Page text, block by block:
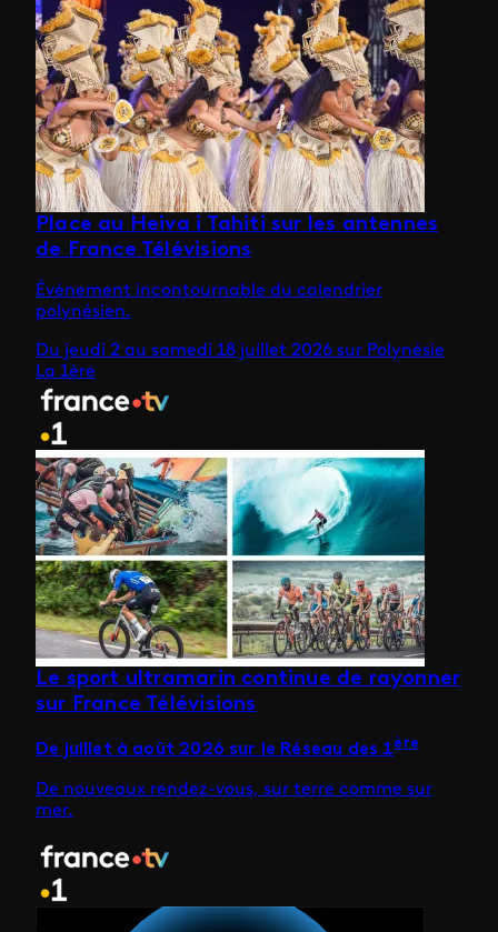
Place au Heiva i Tahiti sur les antennes
de France Télévisions
Événement incontournable du calendrier
polynésien.
Du jeudi 2 au samedi 18 juillet 2026 sur Polynésie
La 1ère
Le sport ultramarin continue de rayonner
sur France Télévisions
De juillet à août 2026 sur le Réseau des 1ère
De nouveaux rendez-vous, sur terre comme sur
mer.